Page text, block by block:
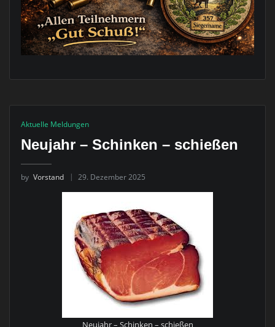
Aktuelle Meldungen
Neujahr – Schinken – schießen
by Vorstand 29. Dezember 2025